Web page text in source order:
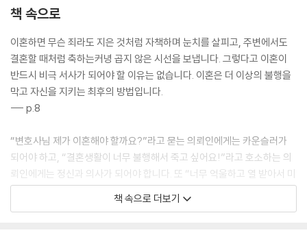
책 속으로
이혼하면 무슨 죄라도 지은 것처럼 자책하며 눈치를 살피고, 주변에서도
결혼할 때처럼 축하는커녕 곱지 않은 시선을 보냅니다. 그렇다고 이혼이
반드시 비극 서사가 되어야 할 이유는 없습니다. 이혼은 더 이상의 불행을
막고 자신을 지키는 최후의 방법입니다.
--- p.8
“변호사님 제가 이혼해야 할까요?”라고 묻는 의뢰인에게는 카운슬러가
되어야 하고, “결혼생활이 너무 불행해서 죽고 싶어요!”라고 호소하는 의
뢰인에게는 정신과 의사가 되어야 합니다. 또 “너무 억울하고 열 받아서 미
치겠어요!”라며 발끈하는 의뢰인에게는 마음의 화를 진정시키는 소방관
역할도 해내야 합니다. 의뢰인이 힘들게 털어놓는 온갖 감정의 응어리를
책 속으로 더보기